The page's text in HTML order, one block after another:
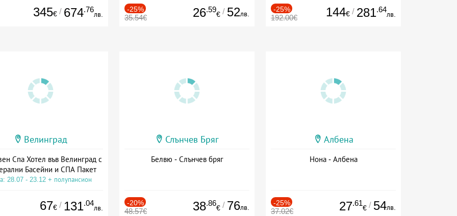
345€ / 674.76
лв.
-25%
35.54€ 26.59
€ / 52лв.
-25%
192.00€ 144€ / 281.64
лв.
Велинград
Спа Хотел във Велинград с
Басейни и СПА Пакет
28.07 - 23.12 + полупансион
67€ / 131.04
лв.
Слънчев Бряг
Белвю - Слънчев бряг
-20%
48.57€ 38.86
€ / 76лв.
Албена
Нона - Албена
-25%
37.02€ 27.61
€ / 54лв.